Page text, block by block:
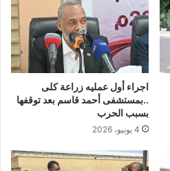
اجراء أول عمليه زراعة كلى
..بمستشفى أحمد قاسم بعد توقفها
بسبب الحرب
4 يونيو، 2026